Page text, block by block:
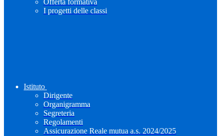
Offerta formativa
I progetti delle classi
Istituto
Dirigente
Organigramma
Segreteria
Regolamenti
Assicurazione Reale mutua a.s. 2024/2025